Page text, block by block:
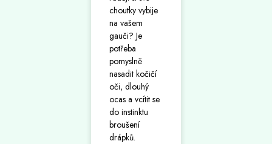
choutky vybije
na vašem
gauči? Je
potřeba
pomyslně
nasadit kočičí
oči, dlouhý
ocas a vcítit se
do instinktu
broušení
drápků.